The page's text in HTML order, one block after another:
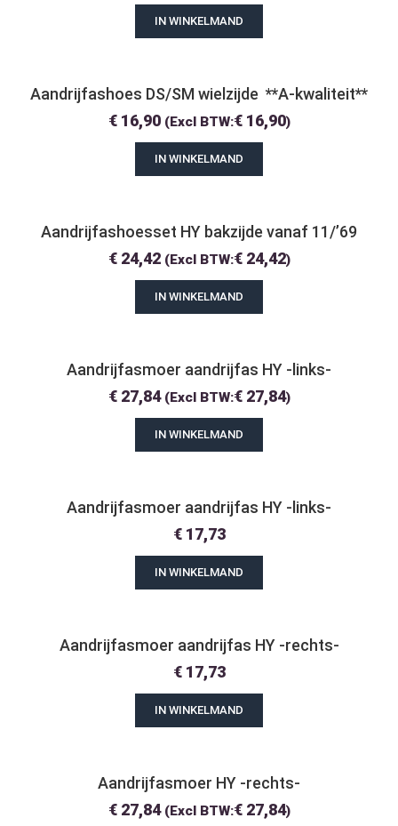
IN WINKELMAND
Aandrijfashoes DS/SM wielzijde  **A-kwaliteit**
€16,90 (Excl BTW:€16,90)
IN WINKELMAND
Aandrijfashoesset HY bakzijde vanaf 11/’69
€24,42 (Excl BTW:€24,42)
IN WINKELMAND
Aandrijfasmoer aandrijfas HY -links-
€27,84 (Excl BTW:€27,84)
IN WINKELMAND
Aandrijfasmoer aandrijfas HY -links-
€17,73
IN WINKELMAND
Aandrijfasmoer aandrijfas HY -rechts-
€17,73
IN WINKELMAND
Aandrijfasmoer HY -rechts-
€27,84 (Excl BTW:€27,84)